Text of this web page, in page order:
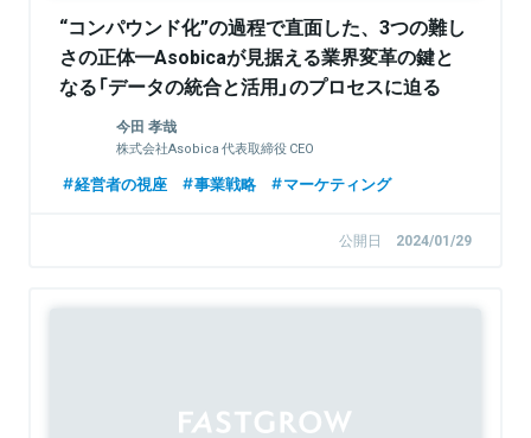
“コンパウンド化”の過程で直面した、3つの難し
さの正体━Asobicaが見据える業界変革の鍵と
なる「データの統合と活用」のプロセスに迫る
今田 孝哉
株式会社Asobica 代表取締役 CEO
経営者の視座 事業戦略 マーケティング
公開日 2024/01/29